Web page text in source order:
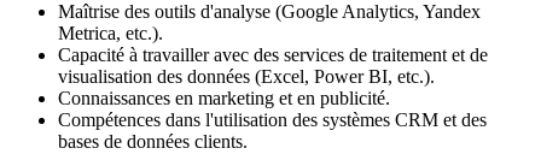
Maîtrise des outils d'analyse (Google Analytics, Yandex
Metrica, etc.).
Capacité à travailler avec des services de traitement et de
visualisation des données (Excel, Power BI, etc.).
Connaissances en marketing et en publicité.
Compétences dans l'utilisation des systèmes CRM et des
bases de données clients.